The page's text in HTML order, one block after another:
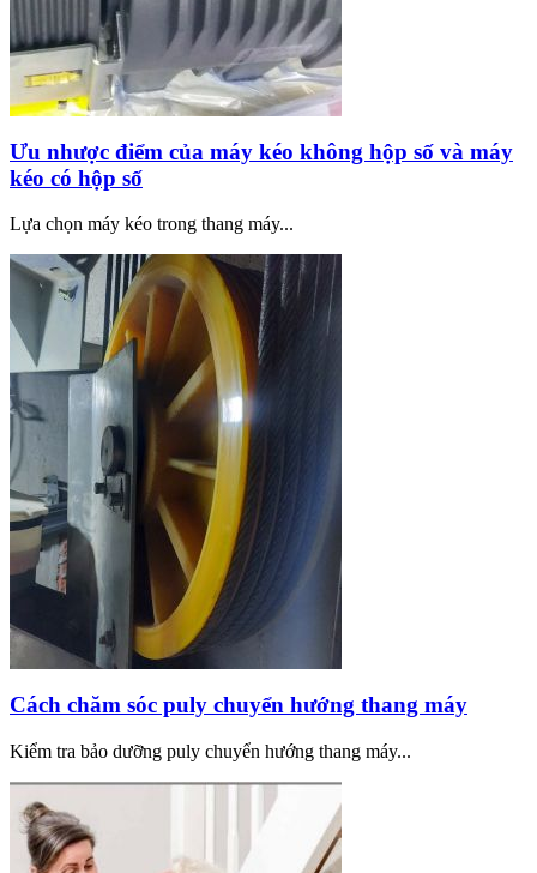
Ưu nhược điểm của máy kéo không hộp số và máy
kéo có hộp số
Lựa chọn máy kéo trong thang máy...
Cách chăm sóc puly chuyển hướng thang máy
Kiểm tra bảo dưỡng puly chuyển hướng thang máy...